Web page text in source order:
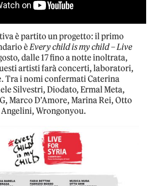
è partito un progetto: il primo
èEvery child is my child – Live
dalle 17 fino a notte inoltrata,
artisti farà concerti, laboratori,
Tra i nomi confermati Caterina
Silvestri, Diodato, Ermal Meta,
Marco D’Amore, Marina Rei, Otto
Wrongonyou.